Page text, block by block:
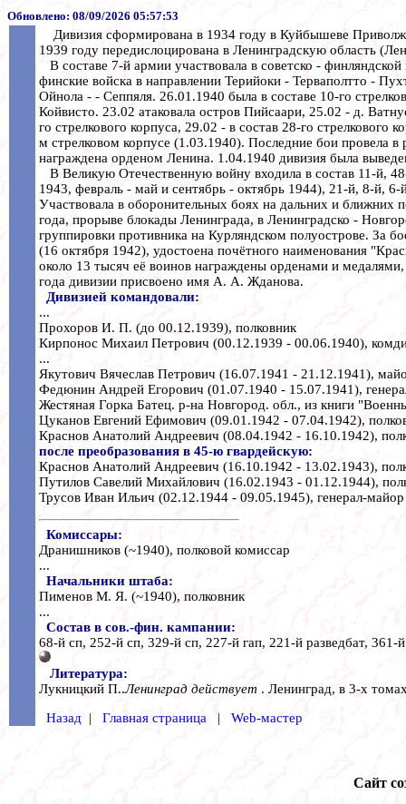
Обновлено: 08/09/2026 05:57:53
Дивизия сформирована в 1934 году в Куйбышеве
1939 году передислоцирована в Ленинградскую область
В составе 7-й армии участвовала в советско -
финские войска в направлении Терийоки - Терваполтто -
Ойнола - - Сеппяля. 26.01.1940 была в составе 10-го
Койвисто. 23.02 атаковала остров Пийсаари, 25.02 - д.
го стрелкового корпуса, 29.02 - в состав 28-го стрелкового
м стрелковом корпусе (1.03.1940). Последние бои провела
награждена орденом Ленина. 1.04.1940 дивизия была
В Великую Отечественную войну входила в состав 11-й,
1943, февраль - май и сентябрь - октябрь 1944), 21-й, 8-й,
Участвовала в оборонительных боях на дальних и ближних
года, прорыве блокады Ленинграда, в Ленинградско -
группировки противника на Курляндском полуострове. За
(16 октября 1942), удостоена почётного наименования
около 13 тысяч её воинов награждены орденами и
года дивизии присвоено имя А. А. Жданова.
Дивизией командовали:
...
Прохоров И. П. (до 00.12.1939), полковник
Кирпонос Михаил Петрович (00.12.1939 - 00.06.1940),
...
Якутович Вячеслав Петрович (16.07.1941 - 21.12.1941),
Федюнин Андрей Егорович (01.07.1940 - 15.07.1941),
Жестяная Горка Батец. р-на Новгород. обл., из книги
Цуканов Евгений Ефимович (09.01.1942 - 07.04.1942),
Краснов Анатолий Андреевич (08.04.1942 - 16.10.1942),
после преобразования в 45-ю гвардейскую:
Краснов Анатолий Андреевич (16.10.1942 - 13.02.1943),
Путилов Савелий Михайлович (16.02.1943 - 01.12.1944),
Трусов Иван Ильич (02.12.1944 - 09.05.1945), генерал-майор
Комиссары:
Дранишников (~1940), полковой комиссар
...
Начальники штаба:
Пименов М. Я. (~1940), полковник
...
Состав в сов.-фин. кампании:
68-й сп, 252-й сп, 329-й сп, 227-й гап, 221-й разведбат, 361-
Литература:
Лукницкий П..Ленинград действует . Ленинград, в 3-х
Назад | Главная страница | Web-мастер
Сайт